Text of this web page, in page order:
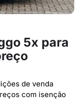
5x para
de venda
com isenção